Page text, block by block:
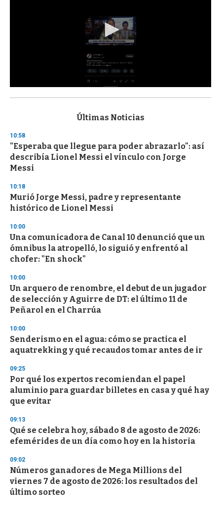
s
d
s
o
f
3
s
e
c
o
d
s
Últimas Noticias
10:58
"Esperaba que llegue para poder abrazarlo": así
describía Lionel Messi el vínculo con Jorge
Messi
10:18
Murió Jorge Messi, padre y representante
histórico de Lionel Messi
10:00
Una comunicadora de Canal 10 denunció que un
ómnibus la atropelló, lo siguió y enfrentó al
chofer: "En shock"
10:00
Un arquero de renombre, el debut de un jugador
de selección y Aguirre de DT: el último 11 de
Peñarol en el Charrúa
10:00
Senderismo en el agua: cómo se practica el
aquatrekking y qué recaudos tomar antes de ir
09:25
Por qué los expertos recomiendan el papel
aluminio para guardar billetes en casa y qué hay
que evitar
09:13
Qué se celebra hoy, sábado 8 de agosto de 2026:
efemérides de un día como hoy en la historia
09:02
Números ganadores de Mega Millions del
viernes 7 de agosto de 2026: los resultados del
último sorteo